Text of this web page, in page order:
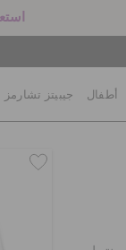
أطفال جيبيتز تشارمز